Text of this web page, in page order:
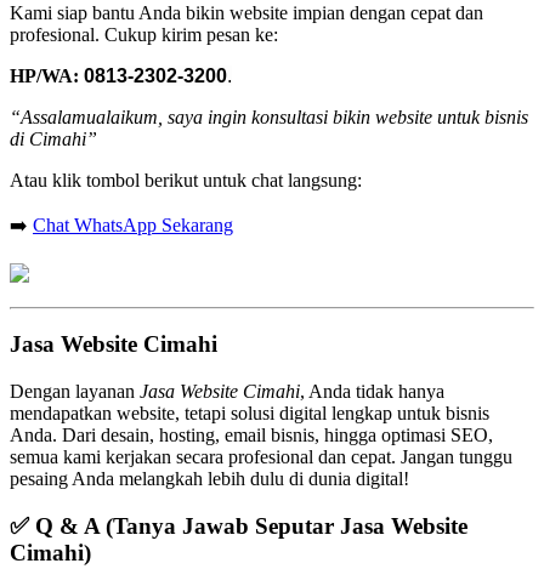
Kami siap bantu Anda bikin website impian dengan cepat dan
profesional. Cukup kirim pesan ke:
HP/WA: 0813-2302-3200.
“Assalamualaikum, saya ingin konsultasi bikin website untuk bisnis
di Cimahi”
Atau klik tombol berikut untuk chat langsung:
➡️ Chat WhatsApp Sekarang
Jasa Website Cimahi
Dengan layanan Jasa Website Cimahi, Anda tidak hanya
mendapatkan website, tetapi solusi digital lengkap untuk bisnis
Anda. Dari desain, hosting, email bisnis, hingga optimasi SEO,
semua kami kerjakan secara profesional dan cepat. Jangan tunggu
pesaing Anda melangkah lebih dulu di dunia digital!
✅ Q & A (Tanya Jawab Seputar Jasa Website
Cimahi)